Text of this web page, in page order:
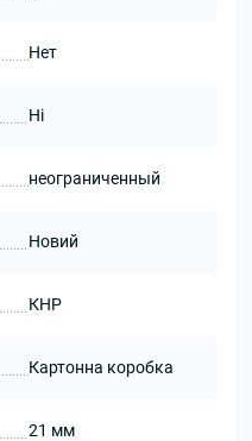
Нет
Ні
неограниченный
Новий
КНР
Картонна коробка
21 мм